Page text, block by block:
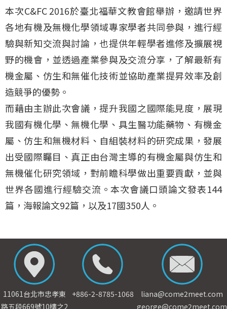
本次C&FC 2016於臺北福華文教會館舉辦，邀請世界
各地有機及無機化學領域專家學者共同參與，進行經
驗與新知交流與討論，也提供年輕學者進修及擴展視
野的機會，並透過產業參與及交流分享，了解最新有
機金屬、仿生和無催化技術並協助產業提昇效率及創
造競爭的優勢。
而藉由主辦此次會議，提升我國之國際能見度，展現
我國有機化學、無機化學、具生醫功能藥物、有機金
屬、仿生和無機材料、自組裝材料的研究成果，發展
出受國際矚目、真正由台灣主導的有機金屬與仿生和
無機催化研究領域，對前瞻科學做出重要貢獻，並與
世界各國進行經驗交流。本次會議口頭論文發表144
篇，海報論文92篇，以及17國350人。
11061台北市忠孝東
路五段669號10樓之2
+886-2-8785-1068
liana@come2meet.com
george@come2meet.com